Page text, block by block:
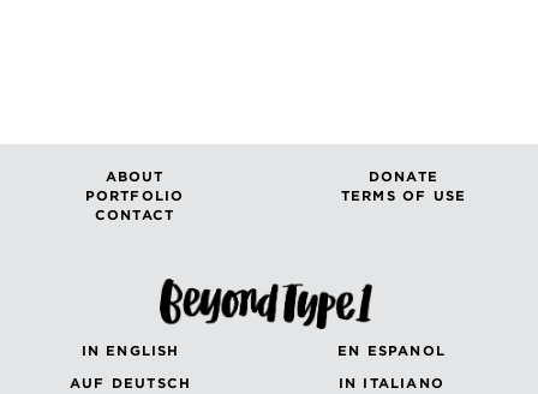
ABOUT
DONATE
PORTFOLIO
TERMS OF USE
CONTACT
IN ENGLISH
EN ESPANOL
AUF DEUTSCH
IN ITALIANO